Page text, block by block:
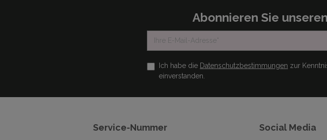
Abonnieren Sie
Ich habe die Datenschutzbestimmungen zur
einverstanden.
Service-Nummer Social Media